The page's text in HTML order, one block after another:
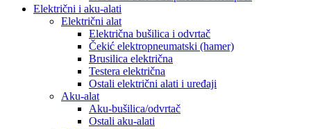
Električni i aku-alati
Električni alat
Električna bušilica i odvrtač
Čekić elektropneumatski (hamer)
Brusilica električna
Testera električna
Ostali električni alati i uređaji
Aku-alat
Aku-bušilica/odvrtač
Ostali aku-alati